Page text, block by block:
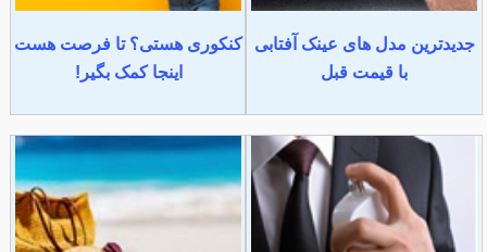
جدیدترین مدل های عینک آفتابی
با قیمت قبل
کنکوری هستی؟ تا فرصت هست
اینجا کمک بگیر!